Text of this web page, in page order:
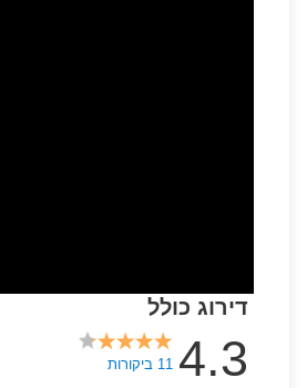
דירוג כולל
4.3 11 ביקורות